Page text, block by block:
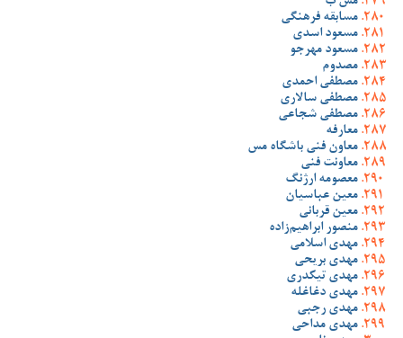
مسابقه فرهنگی
مسعود اسدی
مسعود مهرجو
مصدوم
مصطفی احمدی
مصطفی سالاری
مصطفی شجاعی
معارفه
معاون فنی باشگاه مس
معاونت فنی
معصومه ارژنگ
معین عباسیان
معین قربانی
منصور ابراهیم‌زاده
مهدی اسلامی
مهدی بریحی
مهدی تیکدری
مهدی دغاغله
مهدی رجبی
مهدی مداحی